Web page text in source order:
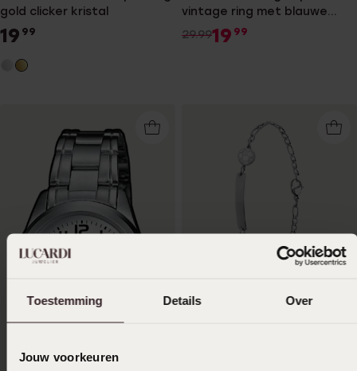
Toestemming Details Over
Jouw voorkeuren
gold clicker kristal
19 99
vintage ring met blauwe
zirkonia
29.9919 99
Stainless steel